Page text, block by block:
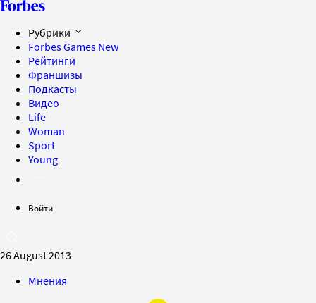
Рубрики
Forbes Games New
Рейтинги
Франшизы
Подкасты
Видео
Life
Woman
Sport
Young
Войти
26 August 2013
Мнения